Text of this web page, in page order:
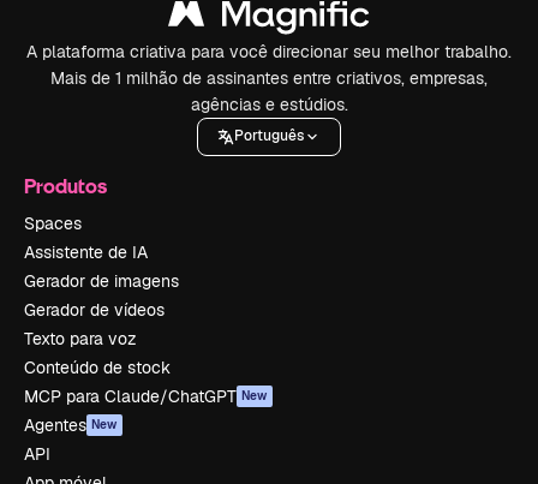
A plataforma criativa para você direcionar seu melhor trabalho.
Mais de 1 milhão de assinantes entre criativos, empresas,
agências e estúdios.
Português
Produtos
Spaces
Assistente de IA
Gerador de imagens
Gerador de vídeos
Texto para voz
Conteúdo de stock
MCP para Claude/ChatGPT New
Agentes New
API